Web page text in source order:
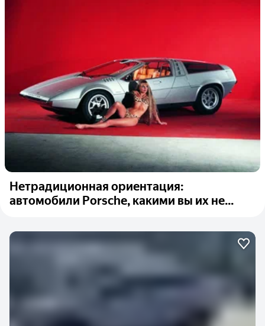
Нетрадиционная ориентация:
автомобили Porsche, какими вы их не...